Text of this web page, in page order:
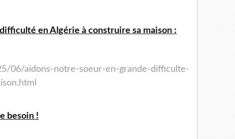
en Algérie à construire sa maison :
06/aidons-notre-soeur-en-grande-difficulte-
besoin !